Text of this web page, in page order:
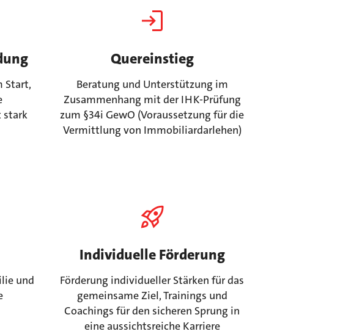
Start,
stark
Quereinstieg
Beratung und Unterstützung im
Zusammenhang mit der IHK-Prüfung
zum §34i GewO (Voraussetzung für die
Vermittlung von Immobiliardarlehen)
und
Individuelle Förderung
Förderung individueller Stärken für das
gemeinsame Ziel, Trainings und
Coachings für den sicheren Sprung in
eine aussichtsreiche Karriere